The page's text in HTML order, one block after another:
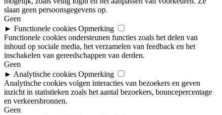
slaan geen persoonsgegevens op.
Geen
► Functionele cookies Opmerking
Functionele cookies ondersteunen functies zoals het delen van
inhoud op sociale media, het verzamelen van feedback en het
inschakelen van gereedschappen van derden.
Geen
► Analytische cookies Opmerking
Analytische cookies volgen interacties van bezoekers en geven
inzicht in statistieken zoals het aantal bezoekers, bouncepercentage
en verkeersbronnen.
Geen